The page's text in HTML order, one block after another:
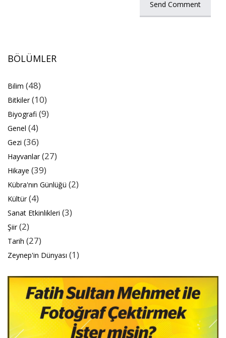
BÖLÜMLER
Bilim (48)
Bitkiler(10)
Biyografi (9)
Genel (4)
Gezi (36)
Hayvanlar(27)
Hikaye (39)
Kübra'nın Günlüğü (2)
Kültür(4)
Sanat Etkinlikleri (3)
Şiir(2)
Tarih (27)
Zeynep'in Dünyası (1)